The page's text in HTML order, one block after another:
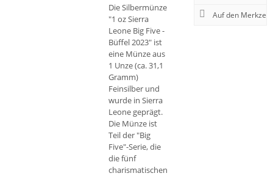
Die Silbermünze
"1 oz Sierra
Leone Big Five -
Büffel 2023" ist
eine Münze aus
1 Unze (ca. 31,1
Gramm)
Feinsilber und
wurde in Sierra
Leone geprägt.
Die Münze ist
Teil der "Big
Five"-Serie, die
die fünf
charismatischen